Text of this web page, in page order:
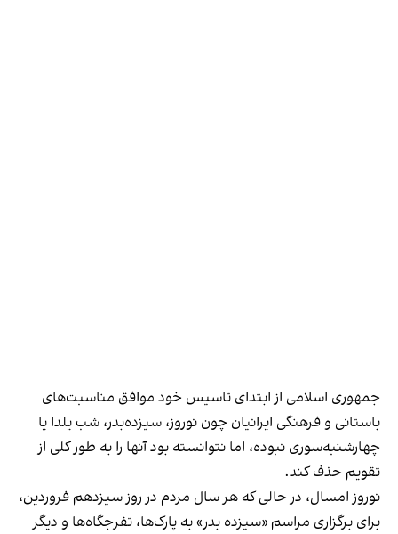
جمهوری اسلامی از ابتدای تاسیس خود موافق مناسبت‌های
باستانی و فرهنگی ایرانیان چون نوروز، سیزده‌بدر، شب یلدا یا
چهارشنبه‌سوری نبوده، اما نتوانسته بود آنها را به طور کلی از
تقویم حذف کند.
نوروز امسال، در حالی که هر سال مردم در روز سیزدهم فروردین،
برای برگزاری مراسم «سیزده بدر» به پارک‌ها، تفرجگاه‌ها و دیگر